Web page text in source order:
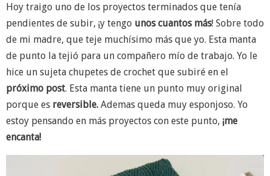
Hoy traigo uno de los proyectos terminados que tenía
pendientes de subir, ¡y tengo unos cuantos más! Sobre todo
de mi madre, que teje muchísimo más que yo. Esta manta
de punto la tejió para un compañero mío de trabajo. Yo le
hice un sujeta chupetes de crochet que subiré en el
próximo post. Esta manta tiene un punto muy original
porque es reversible. Ademas queda muy esponjoso. Yo
estoy pensando en más proyectos con este punto, ¡me
encanta!